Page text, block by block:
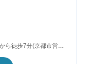
ら徒歩7分(京都市営烏